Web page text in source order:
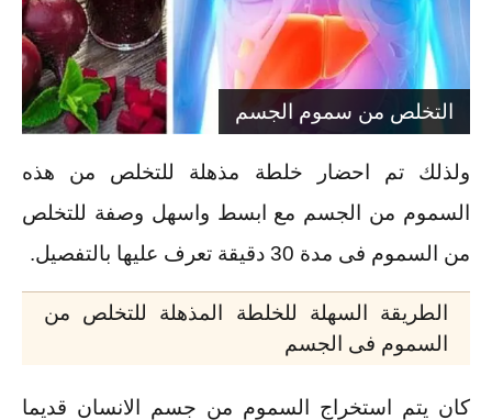
التخلص من سموم الجسم
ولذلك تم احضار خلطة مذهلة للتخلص من هذه
السموم من الجسم مع ابسط واسهل وصفة للتخلص
من السموم فى مدة 30 دقيقة تعرف عليها بالتفصيل.
الطريقة السهلة للخلطة المذهلة للتخلص من
السموم فى الجسم
كان يتم استخراج السموم من جسم الانسان قديما